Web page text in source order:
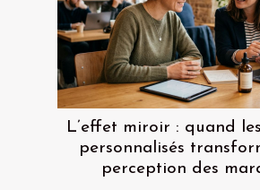
L’effet miroir : quand
personnalisés
perception des